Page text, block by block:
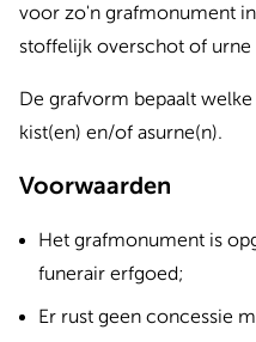
voor zo'n grafmonument
stoffelijk overschot of urne
De grafvorm bepaalt
kist(en) en/of asurne(n).
Voorwaarden
Het grafmonument is
funerair erfgoed;
Er rust geen concessie